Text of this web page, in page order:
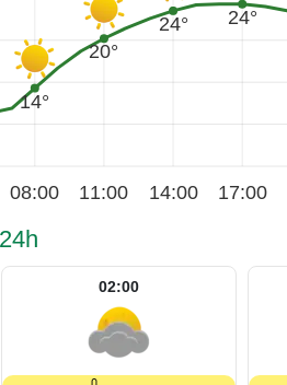
14°
20°
24° 24°
08:00 11:00 14:00 17:00
02:00